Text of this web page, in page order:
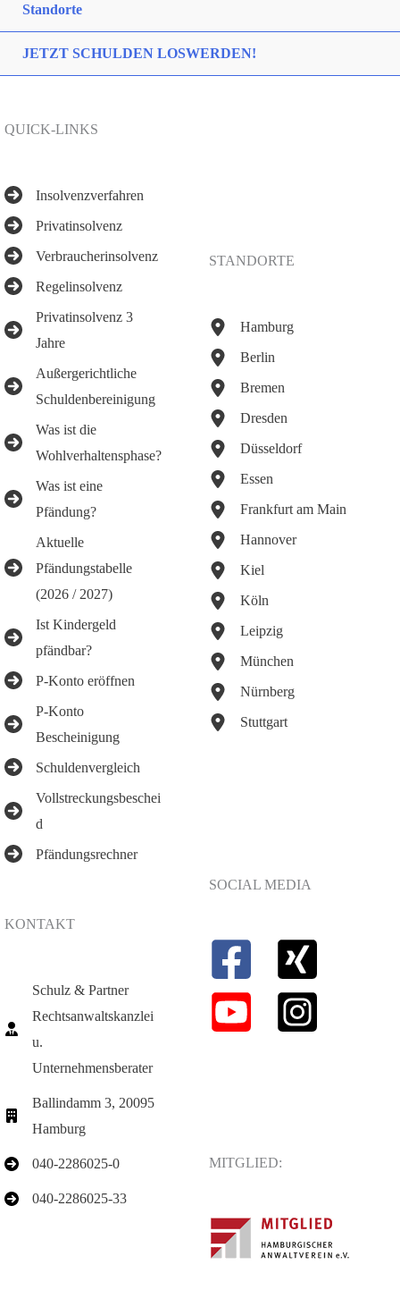
Standorte
JETZT SCHULDEN LOSWERDEN!
QUICK-LINKS
Insolvenzverfahren
Privatinsolvenz
Verbraucherinsolvenz
Regelinsolvenz
Privatinsolvenz 3
Jahre
Außergerichtliche
Schuldenbereinigung
Was ist die
Wohlverhaltensphase?
Was ist eine
Pfändung?
Aktuelle
Pfändungstabelle
(2026 / 2027)
Ist Kindergeld
pfändbar?
P-Konto eröffnen
P-Konto
Bescheinigung
Schuldenvergleich
Vollstreckungsbeschei
d
Pfändungsrechner
STANDORTE
Hamburg
Berlin
Bremen
Dresden
Düsseldorf
Essen
Frankfurt am Main
Hannover
Kiel
Köln
Leipzig
München
Nürnberg
Stuttgart
KONTAKT
Schulz & Partner
Rechtsanwaltskanzlei
u.
Unternehmensberater
Ballindamm 3, 20095
Hamburg
040-2286025-0
040-2286025-33
SOCIAL MEDIA
MITGLIED: